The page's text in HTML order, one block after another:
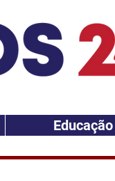
Educação